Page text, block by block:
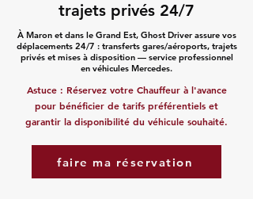
trajets privés 24/7
À Maron et dans le Grand Est, Ghost Driver assure vos
déplacements 24/7 : transferts gares/aéroports, trajets
privés et mises à disposition — service professionnel
en véhicules Mercedes.
Astuce : Réservez votre Chauffeur à l'avance
pour bénéficier de tarifs préférentiels et
garantir la disponibilité du véhicule souhaité.
faire ma réservation